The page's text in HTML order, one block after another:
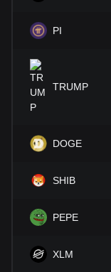
解しなければなり
資家は今後の
PI
TRUMP
DOGE
SHIB
PEPE
XLM